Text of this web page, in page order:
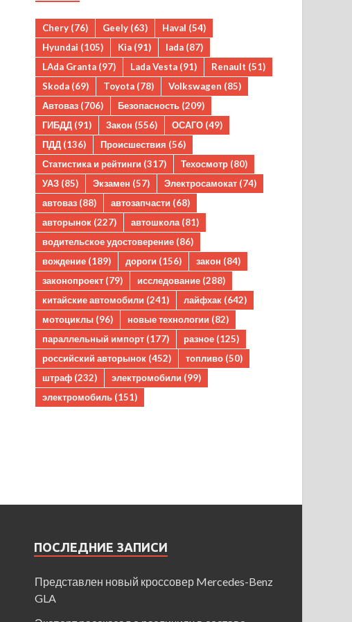
Chery (76) Geely (63) Haval (54)
Hyundai (105) Kia (91) lada (87)
LAda Granta (97) Lada Vesta (91) Renault (51)
Skoda (69) Toyota (78) Volkswagen (85)
Автоваз (706) Безопасность (209)
ГИБДД (91) Закон (556) ОСАГО (49)
ПДД (136) Происшествия (56)
Статистика и рейтинги (317) Техосмотр (80)
УАЗ (85) Экзамен (57) Электросамокат (74)
автоваз (88) автозапчасти (68)
авторынок (227) автошкола (81)
водительское удостоверение (86)
вождение (189) дороги (156) закон (84)
законопроект (79) исследование (288)
китайские автомобили (241) лайфхак (642)
мотоциклы (96) новые технологии (82)
параллельный импорт (177) разное (125)
российский авторынок (452) топливо (50)
штраф (232) электромобили (99)
электромобиль (151)
ПОСЛЕДНИЕ ЗАПИСИ
Представлен новый кроссовер Mercedes-Benz
GLA